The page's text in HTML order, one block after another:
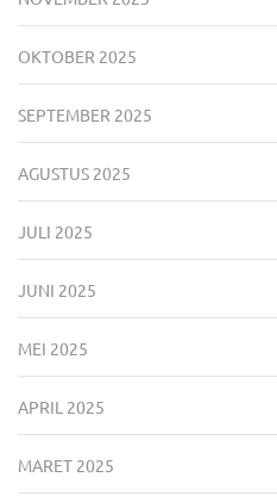
OKTOBER 2025
SEPTEMBER 2025
AGUSTUS 2025
JULI 2025
JUNI 2025
MEI 2025
APRIL 2025
MARET 2025